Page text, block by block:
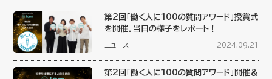
第2回「働く人に100の質問アワード」授賞式
を開催。当日の様子をレポート！
ニュース 2024.09.21
第2回「働く人に100の質問アワード」開催＆